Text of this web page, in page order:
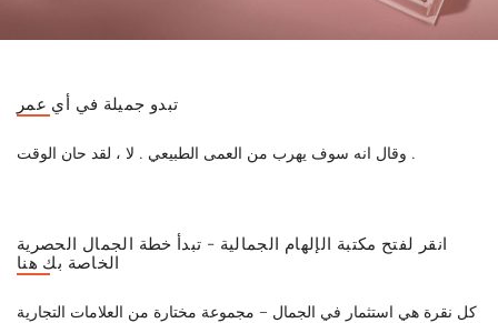
تبدو جميلة في أي عمر
وقال انه سوف يهرب من العمى الطبيعي . لا ، لقد حان الوقت .
انقر لفتح مكتبة الإلهام الجمالية - تبدأ خطة الجمال الحصرية
الخاصة بك هنا
كل نقرة هي استثمار في الجمال – مجموعة مختارة من العلامات التجارية